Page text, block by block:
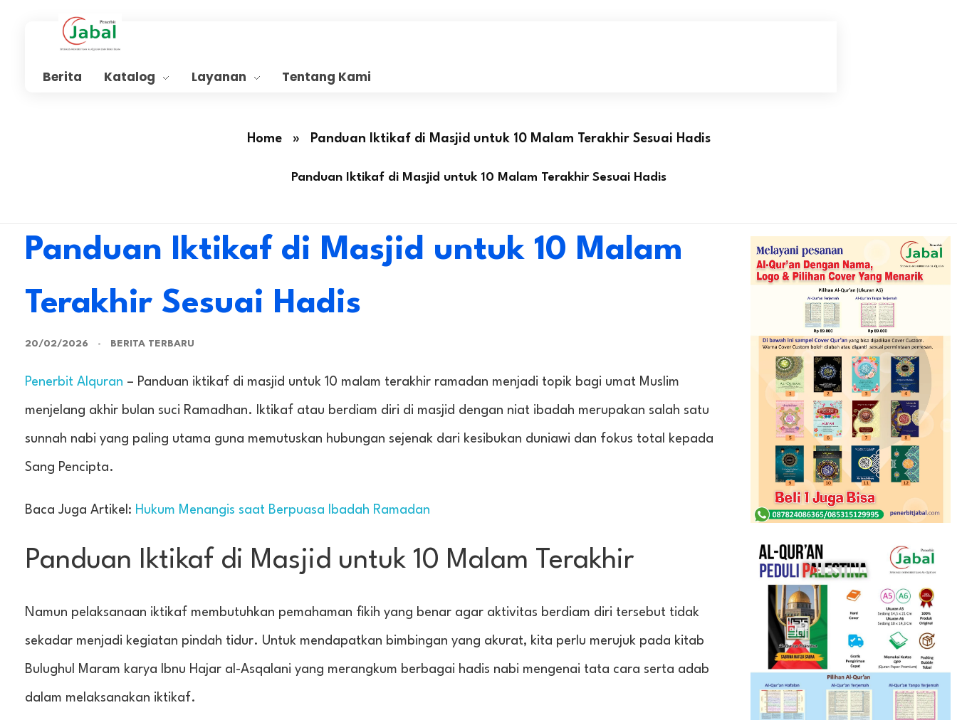
Berita Katalog Layanan Tentang Kami
Home » Panduan Iktikaf di Masjid untuk 10 Malam Terakhir Sesuai Hadis
Panduan Iktikaf di Masjid untuk 10 Malam Terakhir Sesuai Hadis
Panduan Iktikaf di Masjid untuk 10 Malam
Terakhir Sesuai Hadis
20/02/2026 BERITA TERBARU
Penerbit Alquran – Panduan iktikaf di masjid untuk 10 malam terakhir ramadan menjadi topik bagi umat Muslim
menjelang akhir bulan suci Ramadhan. Iktikaf atau berdiam diri di masjid dengan niat ibadah merupakan salah satu
sunnah nabi yang paling utama guna memutuskan hubungan sejenak dari kesibukan duniawi dan fokus total kepada
Sang Pencipta.
Baca Juga Artikel: Hukum Menangis saat Berpuasa Ibadah Ramadan
Panduan Iktikaf di Masjid untuk 10 Malam Terakhir
Namun pelaksanaan iktikaf membutuhkan pemahaman fikih yang benar agar aktivitas berdiam diri tersebut tidak
sekadar menjadi kegiatan pindah tidur. Untuk mendapatkan bimbingan yang akurat, kita perlu merujuk pada kitab
Bulughul Maram karya Ibnu Hajar al-Asqalani yang merangkum berbagai hadis nabi mengenai tata cara serta adab
dalam melaksanakan iktikaf.